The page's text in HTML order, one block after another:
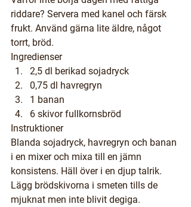
riddare? Servera med kanel och färsk
frukt. Använd gärna lite äldre, något
torrt, bröd.
Ingredienser
2,5 dl berikad sojadryck
0,75 dl havregryn
1 banan
6 skivor fullkornsbröd
Instruktioner
Blanda sojadryck, havregryn och banan
i en mixer och mixa till en jämn
konsistens. Häll över i en djup talrik.
Lägg brödskivorna i smeten tills de
mjuknat men inte blivit degiga.